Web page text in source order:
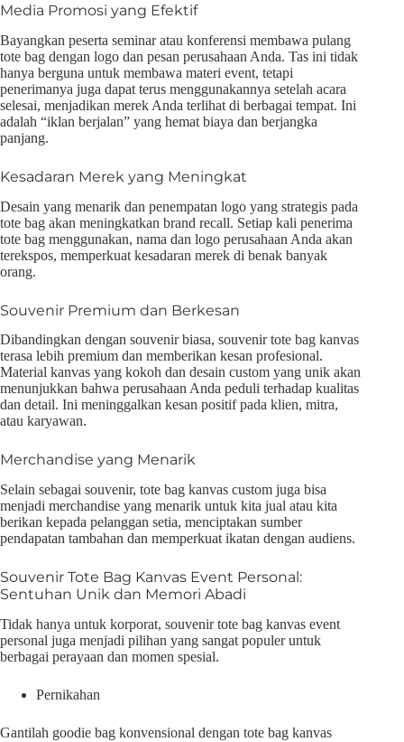
Media Promosi yang Efektif
Bayangkan peserta seminar atau konferensi membawa pulang
tote bag dengan logo dan pesan perusahaan Anda. Tas ini tidak
hanya berguna untuk membawa materi event, tetapi
penerimanya juga dapat terus menggunakannya setelah acara
selesai, menjadikan merek Anda terlihat di berbagai tempat. Ini
adalah “iklan berjalan” yang hemat biaya dan berjangka
panjang.
Kesadaran Merek yang Meningkat
Desain yang menarik dan penempatan logo yang strategis pada
tote bag akan meningkatkan brand recall. Setiap kali penerima
tote bag menggunakan, nama dan logo perusahaan Anda akan
terekspos, memperkuat kesadaran merek di benak banyak
orang.
Souvenir Premium dan Berkesan
Dibandingkan dengan souvenir biasa, souvenir tote bag kanvas
terasa lebih premium dan memberikan kesan profesional.
Material kanvas yang kokoh dan desain custom yang unik akan
menunjukkan bahwa perusahaan Anda peduli terhadap kualitas
dan detail. Ini meninggalkan kesan positif pada klien, mitra,
atau karyawan.
Merchandise yang Menarik
Selain sebagai souvenir, tote bag kanvas custom juga bisa
menjadi merchandise yang menarik untuk kita jual atau kita
berikan kepada pelanggan setia, menciptakan sumber
pendapatan tambahan dan memperkuat ikatan dengan audiens.
Souvenir Tote Bag Kanvas Event Personal:
Sentuhan Unik dan Memori Abadi
Tidak hanya untuk korporat, souvenir tote bag kanvas event
personal juga menjadi pilihan yang sangat populer untuk
berbagai perayaan dan momen spesial.
Pernikahan
Gantilah goodie bag konvensional dengan tote bag kanvas